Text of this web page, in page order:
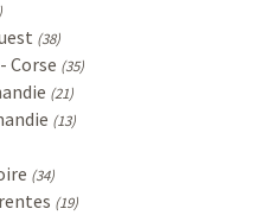
(38)
Corse (35)
(21)
(13)
(34)
(19)